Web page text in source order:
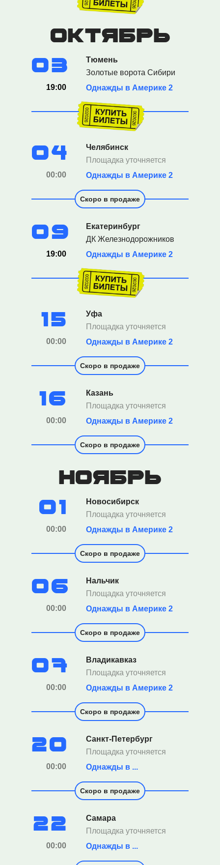
октябрь
Однажды в Америке 2
Золотые ворота Сибири
Тюмень
19:00
03
Однажды в Америке 2
Скоро в продаже
Площадка уточняется
Челябинск
00:00
04
Однажды в Америке 2
ДК Железнодорожников
Екатеринбург
19:00
09
Однажды в Америке 2
Скоро в продаже
Площадка уточняется
Уфа
00:00
15
Однажды в Америке 2
Скоро в продаже
Площадка уточняется
Казань
00:00
16
ноябрь
Однажды в Америке 2
Скоро в продаже
Площадка уточняется
Новосибирск
00:00
01
Однажды в Америке 2
Скоро в продаже
Площадка уточняется
Нальчик
00:00
06
Однажды в Америке 2
Скоро в продаже
Площадка уточняется
Владикавказ
00:00
07
Однажды в ...
Скоро в продаже
Площадка уточняется
Санкт-Петербург
00:00
20
Однажды в ...
Площадка уточняется
Самара
00:00
22